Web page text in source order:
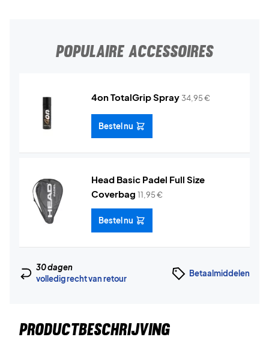
POPULAIRE ACCESSOIRES
4on TotalGrip Spray 34,95€
Bestel nu
Head Basic Padel Full Size
Coverbag 11,95€
Bestel nu
30 dagen
volledig recht van retour
Betaalmiddelen
PRODUCTBESCHRIJVING